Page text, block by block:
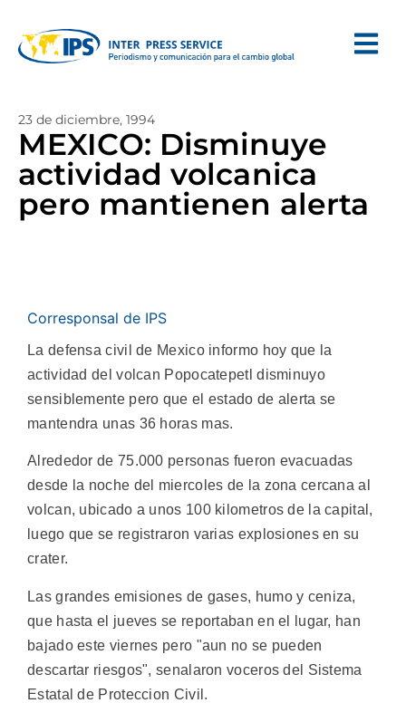
23 de diciembre, 1994
MEXICO: Disminuye
actividad volcanica
pero mantienen alerta
Corresponsal de IPS
La defensa civil de Mexico informo hoy que la
actividad del volcan Popocatepetl disminuyo
sensiblemente pero que el estado de alerta se
mantendra unas 36 horas mas.
Alrededor de 75.000 personas fueron evacuadas
desde la noche del miercoles de la zona cercana al
volcan, ubicado a unos 100 kilometros de la capital,
luego que se registraron varias explosiones en su
crater.
Las grandes emisiones de gases, humo y ceniza,
que hasta el jueves se reportaban en el lugar, han
bajado este viernes pero "aun no se pueden
descartar riesgos", senalaron voceros del Sistema
Estatal de Proteccion Civil.